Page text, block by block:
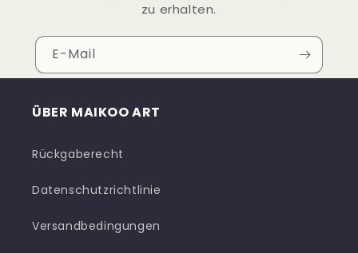
zu erhalten.
E-Mail
ÜBER MAIKOO ART
Rückgaberecht
Datenschutzrichtlinie
Versandbedingungen